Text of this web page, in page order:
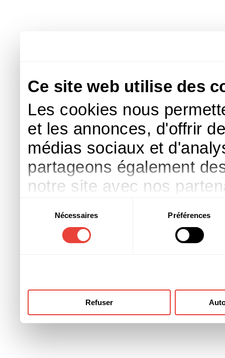
Ce site web utilise des
Les cookies nous
et les annonces, d'offrir
médias sociaux et
partageons également
notre site avec nos
d'autres informations
ont collectées lors de
consentement
Nécessaires Préférences
Refuser